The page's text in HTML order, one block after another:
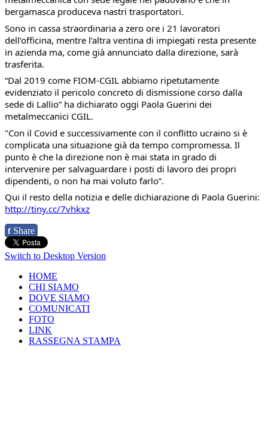
bergamasca produceva nastri trasportatori.
Sono in cassa straordinaria a zero ore i 21 lavoratori
dell’officina, mentre l’altra ventina di impiegati resta presente
in azienda ma, come già annunciato dalla direzione, sarà
trasferita.
“Dal 2019 come FIOM-CGIL abbiamo ripetutamente
evidenziato il pericolo concreto di dismissione corso dalla
sede di Lallio” ha dichiarato oggi Paola Guerini dei
metalmeccanici CGIL.
"Con il Covid e successivamente con il conflitto ucraino si è
complicata una situazione già da tempo compromessa. Il
punto è che la direzione non è mai stata in grado di
intervenire per salvaguardare i posti di lavoro dei propri
dipendenti, o non ha mai voluto farlo”.
Qui il resto della notizia e delle dichiarazione di Paola Guerini:
http://tiny.cc/7vhkxz
f Share
Switch to Desktop Version
HOME
CHI SIAMO
DOVE SIAMO
COMUNICATI
FOTO
LINK
RASSEGNA STAMPA